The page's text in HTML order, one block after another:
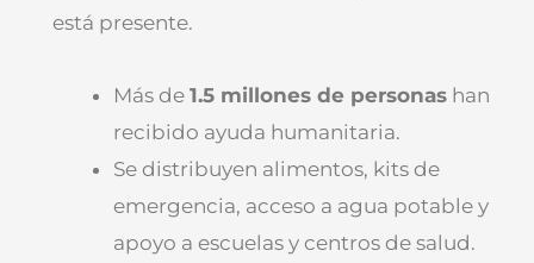
está presente.
Más de 1.5 millones de personashan
recibido ayuda humanitaria.
Se distribuyen alimentos, kits de
emergencia, acceso a agua potable y
apoyo a escuelas y centros de salud.